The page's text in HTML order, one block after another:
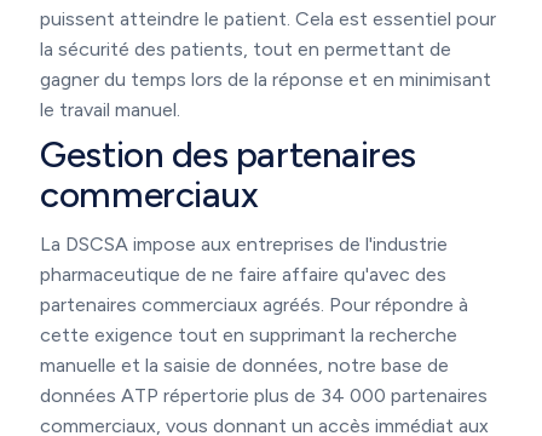
puissent atteindre le patient. Cela est essentiel pour
la sécurité des patients, tout en permettant de
gagner du temps lors de la réponse et en minimisant
le travail manuel.
Gestion des partenaires
commerciaux
La DSCSA impose aux entreprises de l'industrie
pharmaceutique de ne faire affaire qu'avec des
partenaires commerciaux agréés. Pour répondre à
cette exigence tout en supprimant la recherche
manuelle et la saisie de données, notre base de
données ATP répertorie plus de 34 000 partenaires
commerciaux, vous donnant un accès immédiat aux